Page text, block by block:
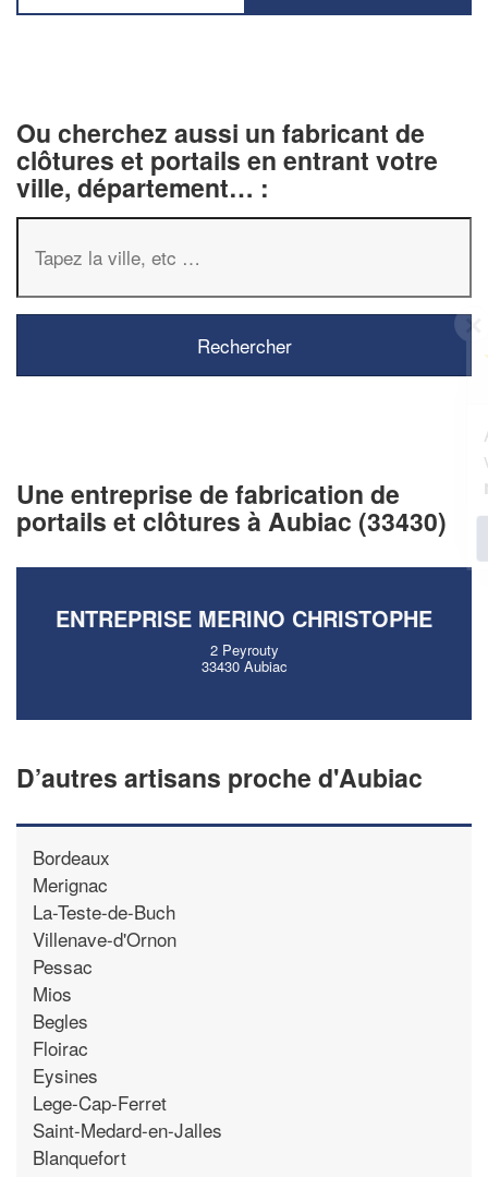
Ou cherchez aussi un fabricant de
clôtures et portails en entrant votre
ville, département… :
Une entreprise de fabrication de
portails et clôtures à Aubiac (33430)
ENTREPRISE MERINO CHRISTOPHE
2 Peyrouty
33430 Aubiac
D’autres artisans proche d'Aubiac
Bordeaux
Merignac
La-Teste-de-Buch
Villenave-d'Ornon
Pessac
Mios
Begles
Floirac
Eysines
Lege-Cap-Ferret
Saint-Medard-en-Jalles
Blanquefort
✕
Vous êtes un
professionnel ?
nouveaux clients!
En savoir plus